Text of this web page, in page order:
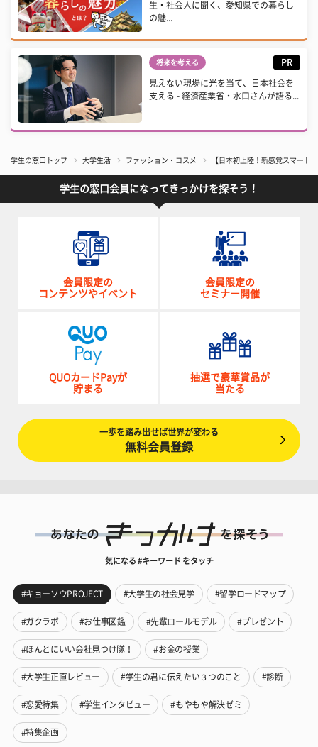
生・社会人に聞く、愛知県での暮らし
の魅...
将来を考える PR
見えない現場に光を当て、日本社会を
支える - 経済産業省・水口さんが語る...
学生の窓口トップ 大学生活 ファッション・コスメ 【日本初上陸！新感覚スマート
学生の窓口会員になってきっかけを探そう！
会員限定の
コンテンツやイベント
会員限定の
セミナー開催
QUOカードPayが
貯まる
抽選で豪華賞品が
当たる
一歩を踏み出せば世界が変わる
無料会員登録
気になる #キーワード をタッチ
#キョーソウPROJECT #大学生の社会見学 #留学ロードマップ
#ガクラボ #お仕事図鑑 #先輩ロールモデル #プレゼント
#ほんとにいい会社見つけ隊！ #お金の授業
#大学生正直レビュー #学生の君に伝えたい３つのこと #診断
#恋愛特集 #学生インタビュー #もやもや解決ゼミ
#特集企画